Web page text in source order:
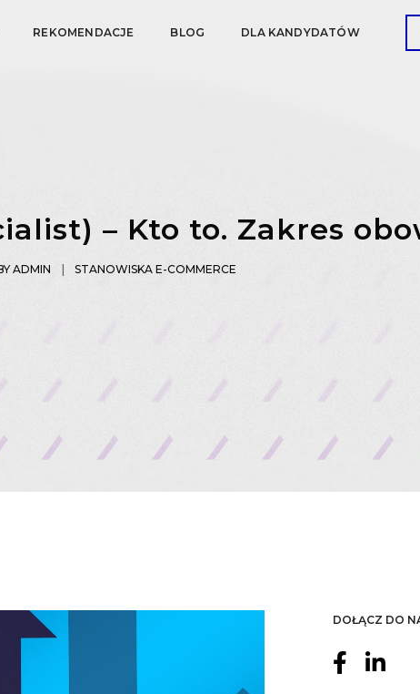
REKOMENDACJE BLOG DLA KANDYDATÓW
– Kto to. Zakres
ADMIN STANOWISKA E-COMMERCE
DOŁĄCZ DO